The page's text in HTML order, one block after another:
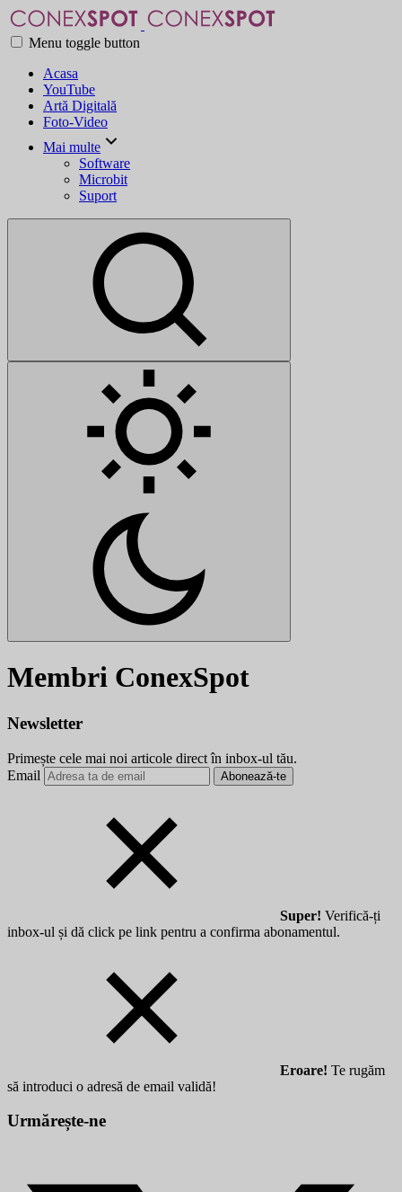
Menu toggle button
Acasa
YouTube
Artă Digitală
Foto-Video
Mai multe
Software
Microbit
Suport
Membri ConexSpot
Newsletter
Primește cele mai noi articole direct în inbox-ul tău.
Email
Abonează-te
Super! Verifică-ți
inbox-ul și dă click pe link pentru a confirma abonamentul.
Eroare! Te rugăm
să introduci o adresă de email validă!
Urmărește-ne